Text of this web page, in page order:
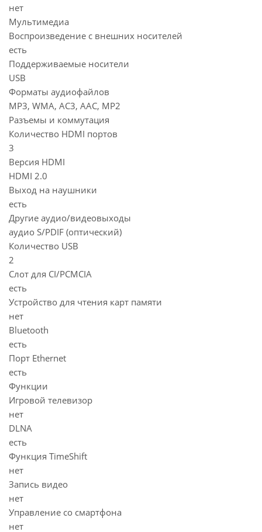
нет
Мультимедиа
Воспроизведение с внешних носителей
есть
Поддерживаемые носители
USB
Форматы аудиофайлов
MP3, WMA, AC3, AAC, MP2
Разъемы и коммутация
Количество HDMI портов
3
Версия HDMI
HDMI 2.0
Выход на наушники
есть
Другие аудио/видеовыходы
аудио S/PDIF (оптический)
Количество USB
2
Слот для CI/PCMCIA
есть
Устройство для чтения карт памяти
нет
Bluetooth
есть
Порт Ethernet
есть
Функции
Игровой телевизор
нет
DLNA
есть
Функция TimeShift
нет
Запись видео
нет
Управление со смартфона
нет